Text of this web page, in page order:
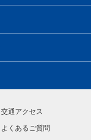
交通アクセス
よくあるご質問